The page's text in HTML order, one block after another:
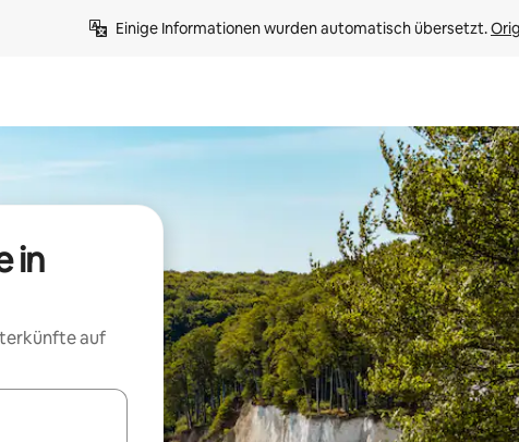
Einige Informationen wurden automatisch übersetzt.
in
auf
mit den Pfeiltasten nach oben und unten oder erkunde die